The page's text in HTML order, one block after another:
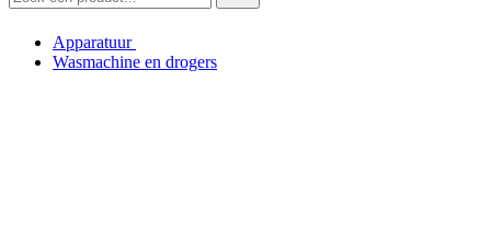
Apparatuur
Wasmachine en drogers